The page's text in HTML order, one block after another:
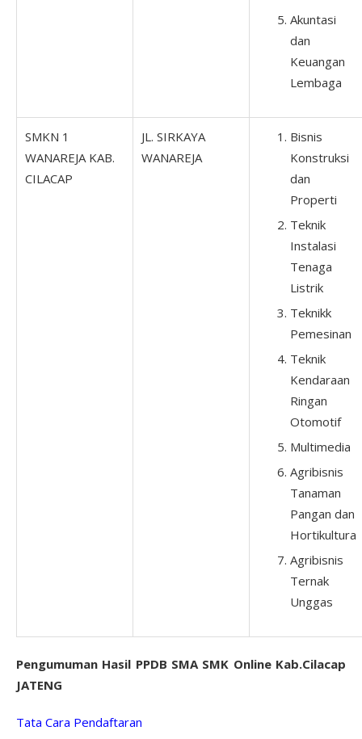
Akuntasi
dan
Keuangan
Lembaga
SMKN 1
WANAREJA KAB.
CILACAP
JL. SIRKAYA
WANAREJA
Bisnis
Konstruksi
dan
Properti
Teknik
Instalasi
Tenaga
Listrik
Teknikk
Pemesinan
Teknik
Kendaraan
Ringan
Otomotif
Multimedia
Agribisnis
Tanaman
Pangan dan
Hortikultura
Agribisnis
Ternak
Unggas
Pengumuman Hasil PPDB SMA SMK Online Kab.Cilacap
JATENG
Tata Cara Pendaftaran